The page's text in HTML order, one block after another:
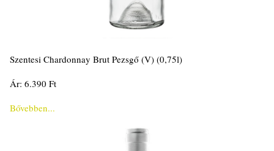
Szentesi Chardonnay Brut Pezsgő (V) (0,75l)
Ár: 6.390 Ft
Bővebben...